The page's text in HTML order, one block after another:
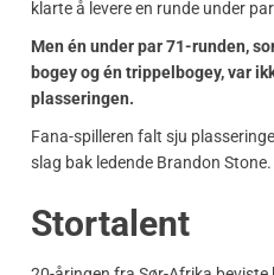
klarte å levere en runde under
Men én under par 71-runden,
bogey og én trippelbogey, var
plasseringen.
Fana-spilleren falt sju
slag bak ledende Brandon Stone.
Stortalent